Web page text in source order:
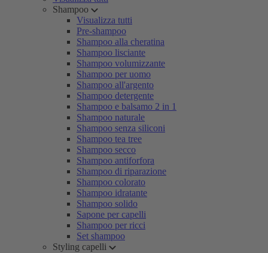
Shampoo
Visualizza tutti
Pre-shampoo
Shampoo alla cheratina
Shampoo lisciante
Shampoo volumizzante
Shampoo per uomo
Shampoo all'argento
Shampoo detergente
Shampoo e balsamo 2 in 1
Shampoo naturale
Shampoo senza siliconi
Shampoo tea tree
Shampoo secco
Shampoo antiforfora
Shampoo di riparazione
Shampoo colorato
Shampoo idratante
Shampoo solido
Sapone per capelli
Shampoo per ricci
Set shampoo
Styling capelli